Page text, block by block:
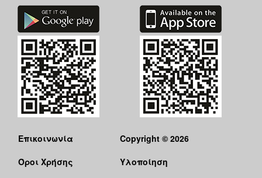
Επικοινωνία
Όροι Χρήσης
Copyright © 2026
Υλοποίηση